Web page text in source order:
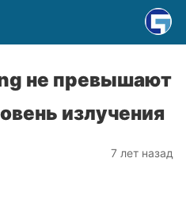
не превышают
излучения
7 лет назад